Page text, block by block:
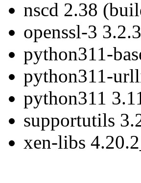
nscd 2.38
openssl-3
python311-
python311-
python311
supportutils
xen-libs